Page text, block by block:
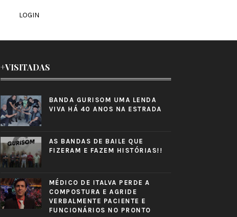
LOGIN
+VISITADAS
BANDA GURISOM UMA LENDA
VIVA HÁ 40 ANOS NA ESTRADA
AS BANDAS DE BAILE QUE
FIZERAM E FAZEM HISTÓRIAS!!
MÉDICO DE ITALVA PERDE A
COMPOSTURA E AGRIDE
VERBALMENTE PACIENTE E
FUNCIONÁRIOS NO PRONTO